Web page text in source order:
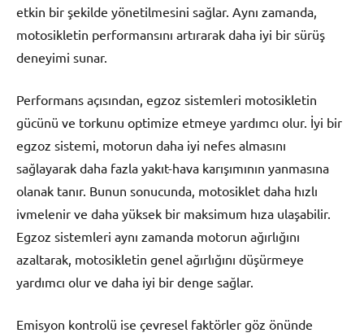
etkin bir şekilde yönetilmesini sağlar. Aynı zamanda,
motosikletin performansını artırarak daha iyi bir sürüş
deneyimi sunar.
Performans açısından, egzoz sistemleri motosikletin
gücünü ve torkunu optimize etmeye yardımcı olur. İyi bir
egzoz sistemi, motorun daha iyi nefes almasını
sağlayarak daha fazla yakıt-hava karışımının yanmasına
olanak tanır. Bunun sonucunda, motosiklet daha hızlı
ivmelenir ve daha yüksek bir maksimum hıza ulaşabilir.
Egzoz sistemleri aynı zamanda motorun ağırlığını
azaltarak, motosikletin genel ağırlığını düşürmeye
yardımcı olur ve daha iyi bir denge sağlar.
Emisyon kontrolü ise çevresel faktörler göz önünde